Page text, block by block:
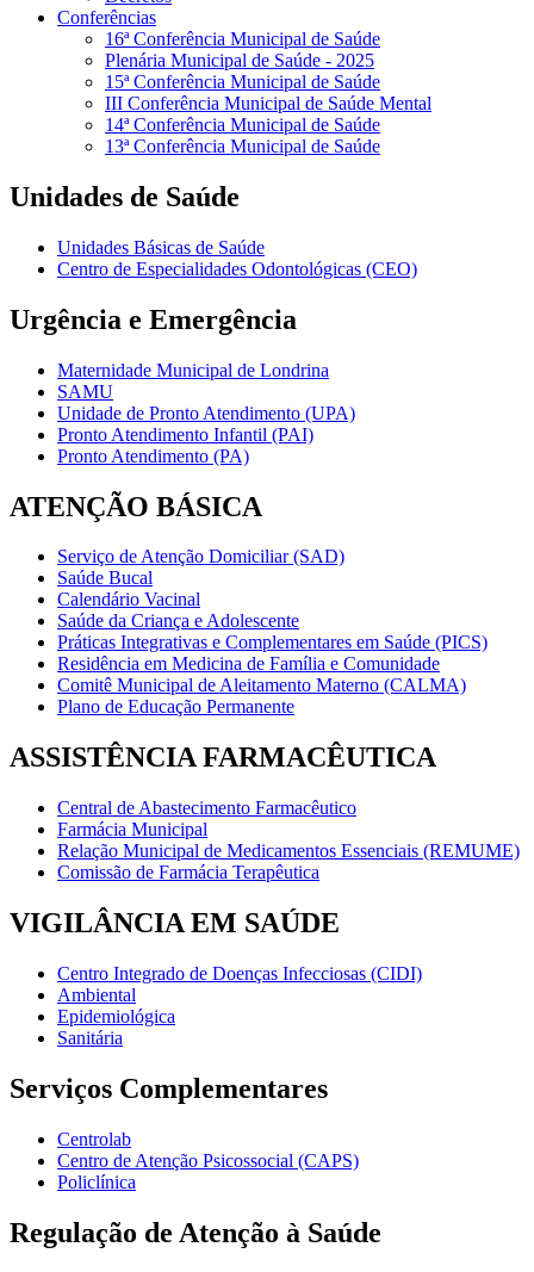
Conferências
16ª Conferência Municipal de Saúde
Plenária Municipal de Saúde - 2025
15ª Conferência Municipal de Saúde
III Conferência Municipal de Saúde Mental
14ª Conferência Municipal de Saúde
13ª Conferência Municipal de Saúde
Unidades de Saúde
Unidades Básicas de Saúde
Centro de Especialidades Odontológicas (CEO)
Urgência e Emergência
Maternidade Municipal de Londrina
SAMU
Unidade de Pronto Atendimento (UPA)
Pronto Atendimento Infantil (PAI)
Pronto Atendimento (PA)
ATENÇÃO BÁSICA
Serviço de Atenção Domiciliar (SAD)
Saúde Bucal
Calendário Vacinal
Saúde da Criança e Adolescente
Práticas Integrativas e Complementares em Saúde (PICS)
Residência em Medicina de Família e Comunidade
Comitê Municipal de Aleitamento Materno (CALMA)
Plano de Educação Permanente
ASSISTÊNCIA FARMACÊUTICA
Central de Abastecimento Farmacêutico
Farmácia Municipal
Relação Municipal de Medicamentos Essenciais (REMUME)
Comissão de Farmácia Terapêutica
VIGILÂNCIA EM SAÚDE
Centro Integrado de Doenças Infecciosas (CIDI)
Ambiental
Epidemiológica
Sanitária
Serviços Complementares
Centrolab
Centro de Atenção Psicossocial (CAPS)
Policlínica
Regulação de Atenção à Saúde